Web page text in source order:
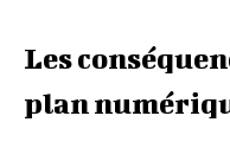
Les
plan